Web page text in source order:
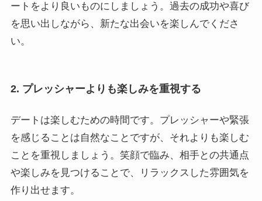
ートをより良いものにしましょう。過去の成功や喜び
を思い出しながら、新たな出会いを楽しんでくださ
い。
2. プレッシャーよりも楽しみを重視する
デートは楽しむための時間です。プレッシャーや緊張
を感じることは自然なことですが、それよりも楽しむ
ことを重視しましょう。笑顔で臨み、相手との共通点
や楽しみを見つけることで、リラックスした雰囲気を
作り出せます。